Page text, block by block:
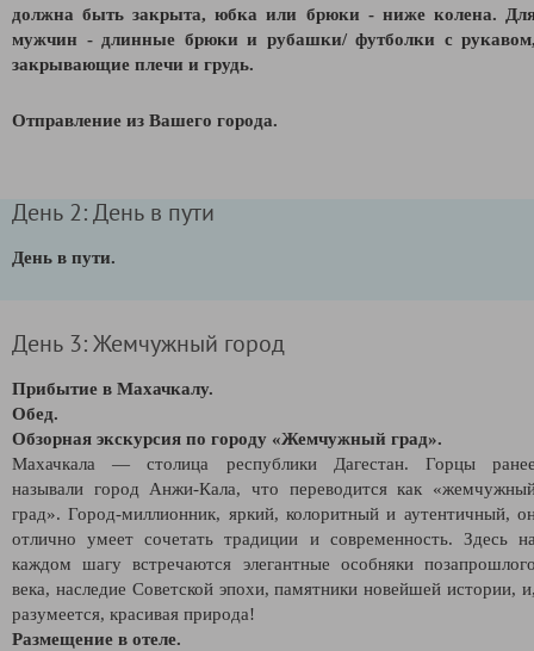
должна быть закрыта, юбка или брюки - ниже колена.
мужчин - длинные брюки и рубашки/ футболки с
закрывающие плечи и грудь.
Отправление из Вашего города.
День 2: День в пути
День в пути.
День 3: Жемчужный город
Прибытие в Махачкалу.
Обед.
Обзорная экскурсия по городу «Жемчужный град».
Махачкала — столица республики Дагестан. Горцы
называли город Анжи-Кала, что переводится как
град». Город-миллионник, яркий, колоритный и аутентичный,
отлично умеет сочетать традиции и современность. Здесь
каждом шагу встречаются элегантные особняки
века, наследие Советской эпохи, памятники новейшей истории,
разумеется, красивая природа!
Размещение в отеле.